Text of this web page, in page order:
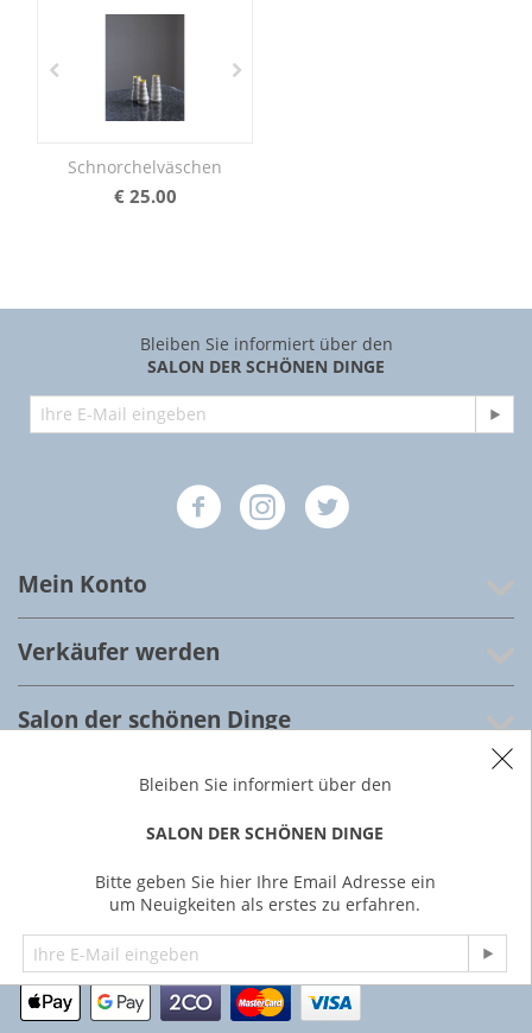
Schnorchelväschen
€ 25.00
Bleiben Sie informiert über den
SALON DER SCHÖNEN DINGE
Mein Konto
Verkäufer werden
Salon der schönen Dinge
Kundenservice
© 2022 Salon der schönen Dinge, Frankfurt am Main,
Deutschland
Bleiben Sie informiert über den
SALON DER SCHÖNEN DINGE
Bitte geben Sie hier Ihre Email Adresse ein
um Neuigkeiten als erstes zu erfahren.